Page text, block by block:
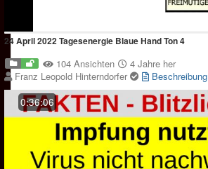
24 April 2022 Tagesenergie Blaue Hand Ton 4
104 Ansichten
4 Jahre her
Franz Leopold Hinterndorfer
Beschreibung
0:36:06